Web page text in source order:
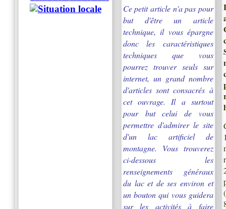
Ce petit article n'a pas pour
but d'être un article
technique, il vous épargne
donc les caractéristiques
techniques que vous
pourrez trouver seuls sur
internet, un grand nombre
d'articles sont consacrés à
cet ouvrage. Il a surtout
pour but celui de vous
permettre d'admirer le site
d'un lac artificiel de
montagne. Vous trouverez
ci-dessous les
renseignements généraux
du lac et de ses environ et
un bouton qui vous guidera
sur les activités à faire